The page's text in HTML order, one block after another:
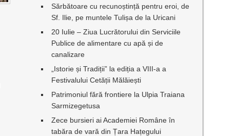
Sărbătoare cu recunoștință pentru eroi, de
Sf. Ilie, pe muntele Tulișa de la Uricani
20 Iulie – Ziua Lucrătorului din Serviciile
Publice de alimentare cu apă și de
canalizare
„Istorie și Tradiții” la ediția a VIII-a a
Festivalului Cetății Mălăiești
Patrimoniul fără frontiere la Ulpia Traiana
Sarmizegetusa
Zece bursieri ai Academiei Române în
tabăra de vară din Țara Hațegului